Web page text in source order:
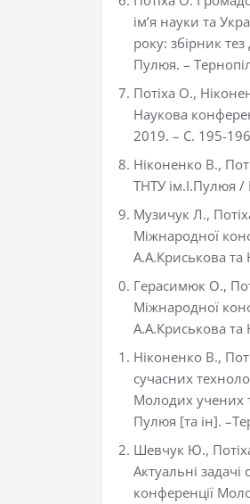
ім’я науки та
року: збірник
Пулюя. –
Потіха О.,
Наукова
2019. – С. 195-
Ніконенко В.,
ТНТУ ім.І.Пулюя /
Музичук Л.,
Міжнародної
А.А.Криськова та
Герасимюк О.,
Міжнародної
А.А.Криськова та
Ніконенко В.,
сучасних
Молодих учених
Пулюя [та ін].
Шевчук Ю.,
Актуальні
конференції